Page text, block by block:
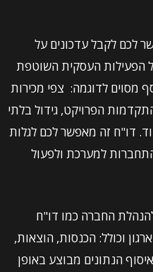
לכם לקבל עדכונים על
הפעילות העסקית השוטפת
מסוים לדוגמה: צפי מכירות
הפרויקט, גידול בלתי
דו"ח זה מאפשר לכם לגלות
למערכת ולפעול
החברה כמו דו"ח
וכולל: הכנסות, הוצאות,
הנתונים מבוצע באופן